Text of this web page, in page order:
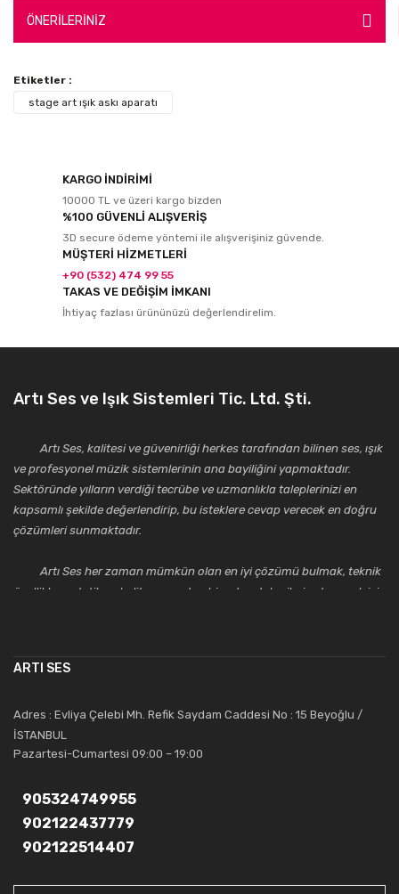
ÖNERİLERİNİZ
Etiketler :
stage art ışık askı aparatı
KARGO İNDİRİMİ
10000 TL ve üzeri kargo bizden
%100 GÜVENLİ ALIŞVERİŞ
3D secure ödeme yöntemi ile alışverişiniz güvende.
MÜŞTERİ HİZMETLERİ
+90 (532) 474 99 55
TAKAS VE DEĞİŞİM İMKANI
İhtiyaç fazlası ürününüzü değerlendirelim.
Artı Ses ve Işık Sistemleri Tic. Ltd. Şti.
Artı Ses, kalitesi ve güvenirliği herkes tarafından bilinen ses, ışık
ve profesyonel müzik sistemlerinin ana bayiliğini yapmaktadır.
Sektöründe yılların verdiği tecrübe ve uzmanlıkla taleplerinizi en
kapsamlı şekilde değerlendirip, bu isteklere cevap verecek en doğru
çözümleri sunmaktadır.
Artı Ses her zaman mümkün olan en iyi çözümü bulmak, teknik
özellikler, estetik ve kalite açısından bir adım daha ileriye taşımak için
saygıdeğer yerini kazanmıştır.
Artı Ses, güler yüzü ve deneyimi ile bu gün ve gelecekte
güvenebileceğiniz bir tercihtir.
ARTI SES
Adres : Evliya Çelebi Mh. Refik Saydam Caddesi No : 15 Beyoğlu /
İSTANBUL
Pazartesi-Cumartesi 09:00 – 19:00
905324749955
902122437779
902122514407